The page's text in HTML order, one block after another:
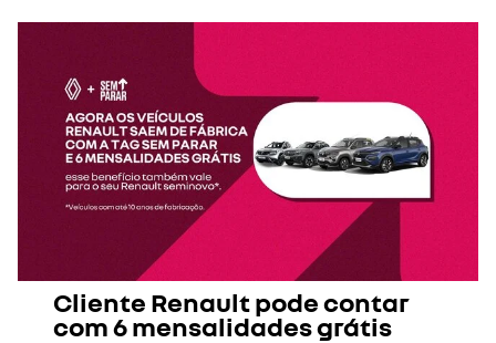
Cliente Renault pode contar
com 6 mensalidades grátis